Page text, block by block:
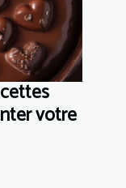
votre